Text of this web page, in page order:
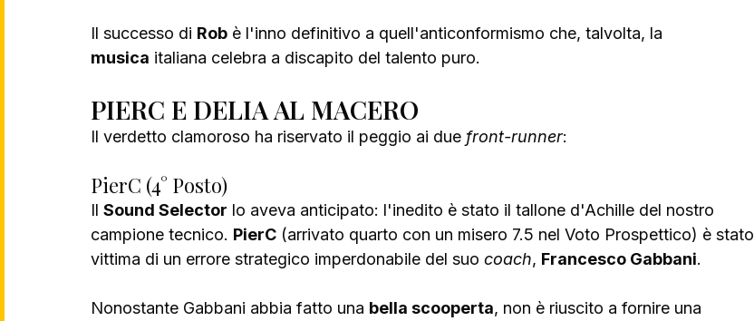
Il successo di Rob è l'inno definitivo a quell'anticonformismo che, talvolta, la
musica italiana celebra a discapito del talento puro.
PIERC E DELIA AL MACERO
Il verdetto clamoroso ha riservato il peggio ai due front-runner:
PierC (4° Posto)
Il Sound Selector lo aveva anticipato: l'inedito è stato il tallone d'Achille del nostro
campione tecnico. PierC (arrivato quarto con un misero 7.5 nel Voto Prospettico) è stato
vittima di un errore strategico imperdonabile del suo coach, Francesco Gabbani.
Nonostante Gabbani abbia fatto una bella scooperta, non è riuscito a fornire una